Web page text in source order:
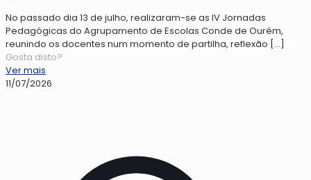
No passado dia 13 de julho, realizaram-se as IV Jornadas
Pedagógicas do Agrupamento de Escolas Conde de Ourém,
reunindo os docentes num momento de partilha, reflexão […]
Gosta disto?
Ver mais
11/07/2026